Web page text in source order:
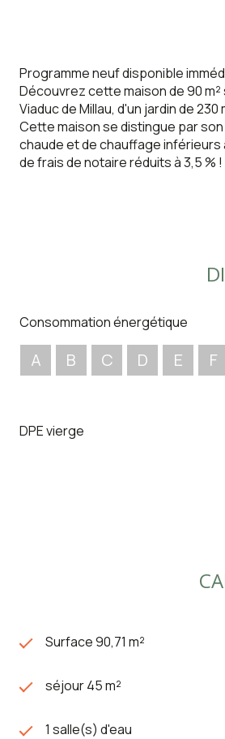
Programme neuf disponible
Découvrez cette maison de 90
Viaduc de Millau, d'un jardin de
Cette maison se distingue par
chaude et de chauffage
de frais de notaire réduits à 3,5 % !
Consommation énergétique
A B C D E F
DPE vierge
Surface 90,71 m²
séjour 45 m²
1 salle(s) d'eau